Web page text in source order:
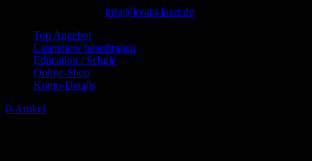
info@kvant-laser.de
Top Angebot
Lasershow beauftragen
Education / Schule
Online-Shop
Konto-Details
0-Artikel